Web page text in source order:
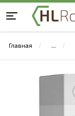
Главная